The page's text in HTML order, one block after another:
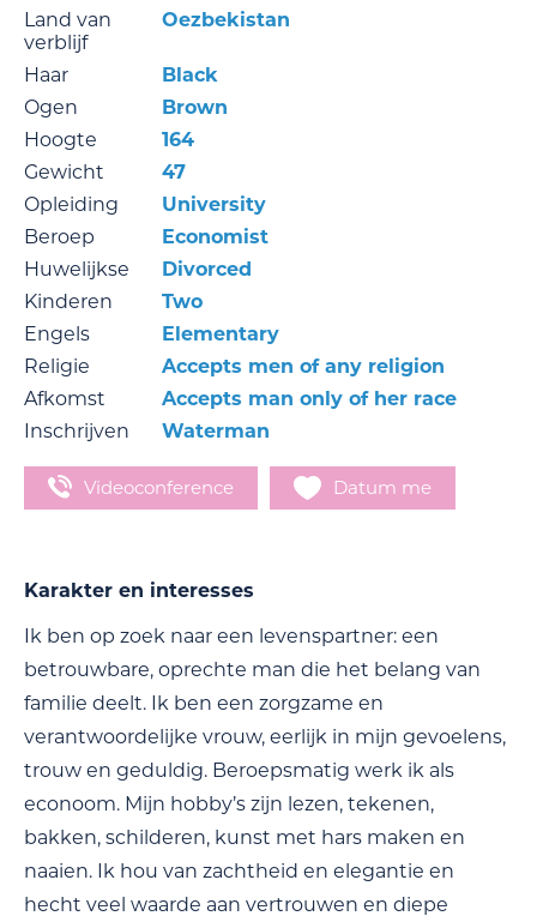
Land van
verblijf
Oezbekistan
Haar
Black
Ogen
Brown
Hoogte
164
Gewicht
47
Opleiding
University
Beroep
Economist
Huwelijkse
Divorced
Kinderen
Two
Engels
Elementary
Religie
Accepts men of any religion
Afkomst
Accepts man only of her race
Inschrijven
Waterman
Videoconference Datum me
Karakter en interesses
Ik ben op zoek naar een levenspartner: een
betrouwbare, oprechte man die het belang van
familie deelt. Ik ben een zorgzame en
verantwoordelijke vrouw, eerlijk in mijn gevoelens,
trouw en geduldig. Beroepsmatig werk ik als
econoom. Mijn hobby’s zijn lezen, tekenen,
bakken, schilderen, kunst met hars maken en
naaien. Ik hou van zachtheid en elegantie en
hecht veel waarde aan vertrouwen en diepe